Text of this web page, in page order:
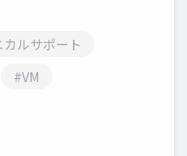
ルサポート
#VM